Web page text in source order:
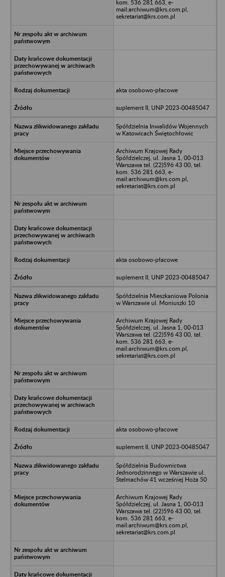
kom. 536 281 663, e-
mail:archiwum@krs.com.pl,
sekretariat@krs.com.pl
akta osobowo-płacowe
suplement II, UNP 2023-00485047
Spółdzielnia Inwalidów Wojennych
w Katowicach Świętochłowic
Archiwum Krajowej Rady
Spółdzielczej, ul. Jasna 1, 00-013
Warszawa tel. (22)596 43 00, tel.
kom. 536 281 663, e-
mail:archiwum@krs.com.pl,
sekretariat@krs.com.pl
akta osobowo-płacowe
suplement II, UNP 2023-00485047
Spółdzielnia Mieszkaniowa Polonia
w Warszawie ul. Moniuszki 10
Archiwum Krajowej Rady
Spółdzielczej, ul. Jasna 1, 00-013
Warszawa tel. (22)596 43 00, tel.
kom. 536 281 663, e-
mail:archiwum@krs.com.pl,
sekretariat@krs.com.pl
akta osobowo-płacowe
suplement II, UNP 2023-00485047
Spółdzielnia Budownictwa
Jednorodzinnego w Warszawie ul.
Stelmachów 41 wcześniej Hoża 50
Archiwum Krajowej Rady
Spółdzielczej, ul. Jasna 1, 00-013
Warszawa tel. (22)596 43 00, tel.
kom. 536 281 663, e-
mail:archiwum@krs.com.pl,
sekretariat@krs.com.pl